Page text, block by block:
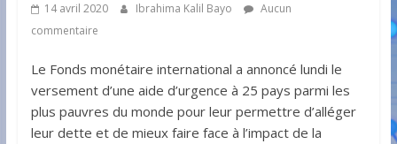
14 avril 2020 Ibrahima Kalil Bayo
Aucun
commentaire
Le Fonds monétaire international a annoncé lundi le
versement d’une aide d’urgence à 25 pays parmi les
plus pauvres du monde pour leur permettre d’alléger
leur dette et de mieux faire face à l’impact de la